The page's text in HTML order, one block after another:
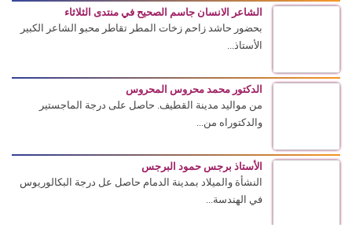
الشاعر الانسان جاسم الصحيح في منتدى الثلاثاء
بحضور حاشد زاحم زخات المطر تقاطر محبو الشاعر الكبير
الأستاذ...
الدكتور محمد محروس المحروس
من مواليد مدينة القطيف. حاصل على درجة الماجستير
والدكتوراه من...
الأستاذ برجس حمود البرجس
النشأة والميلاد بمدينة الدمام حاصل عل درجة البكالوريوس
في الهندسة...